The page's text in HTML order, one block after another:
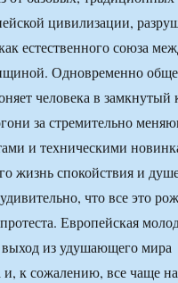
цивилизации,
естественного союза
Одновременно
человека в замкнутый
за стремительно
и техническими
жизнь спокойствия и
что все это
Европейская
выход из удушающего мира
и, к сожалению, все чаще